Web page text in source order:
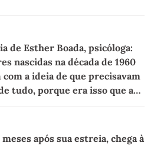
de Esther Boada, psicóloga:
nascidas na década de 1960
a ideia de que precisavam
tudo, porque era isso que a
após sua estreia, chega à